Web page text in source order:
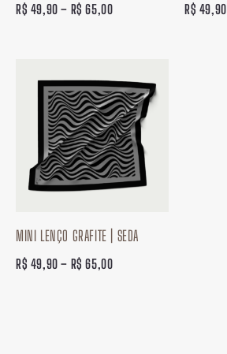
R$ 49,90 – R$ 65,00 R$ 49,90
MINI LENÇO GRAFITE | SEDA
R$ 49,90 – R$ 65,00
de
preço:
R$ 49,90
através
R$ 65,00